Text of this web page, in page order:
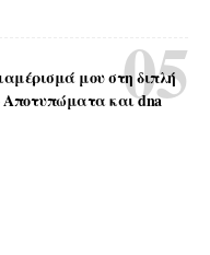
μου στη διπλή
Αποτυπώματα και dna